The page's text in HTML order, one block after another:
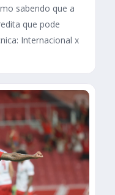
sabendo que a
que pode
Internacional x